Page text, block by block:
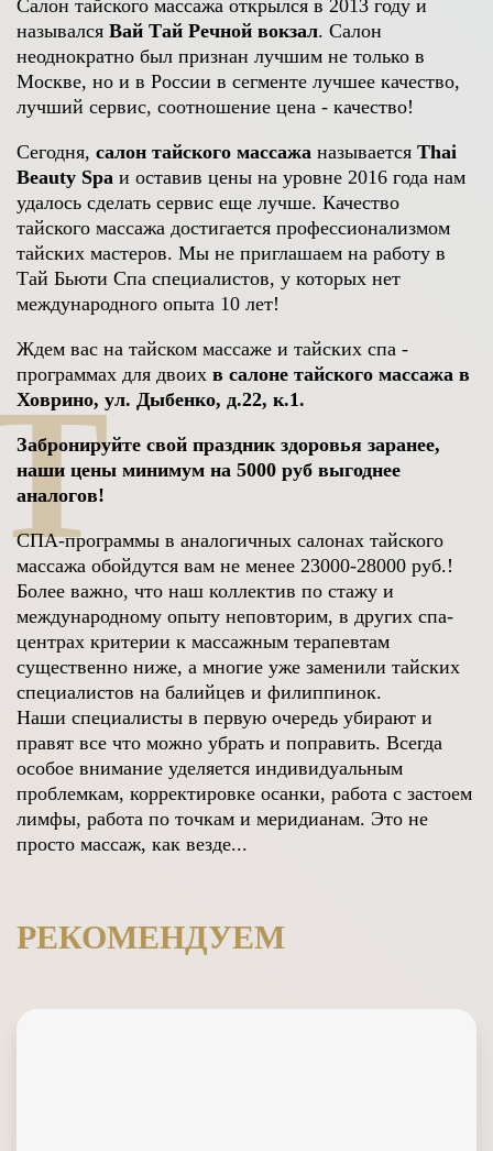
Салон тайского массажа открылся в 2013 году и
назывался Вай Тай Речной вокзал. Салон
неоднократно был признан лучшим не только в
Москве, но и в России в сегменте лучшее качество,
лучший сервис, соотношение цена - качество!
Сегодня, салон тайского массажа называется Thai
Beauty Spa и оставив цены на уровне 2016 года нам
удалось сделать сервис еще лучше. Качество
тайского массажа достигается профессионализмом
тайских мастеров. Мы не приглашаем на работу в
Тай Бьюти Спа специалистов, у которых нет
международного опыта 10 лет!
Ждем вас на тайском массаже и тайских спа -
программах для двоих в салоне тайского массажа в
Ховрино, ул. Дыбенко, д.22, к.1.
Забронируйте свой праздник здоровья заранее,
наши цены минимум на 5000 руб выгоднее
аналогов!
СПА-программы в аналогичных салонах тайского
массажа обойдутся вам не менее 23000-28000 руб.!
Более важно, что наш коллектив по стажу и
международному опыту неповторим, в других спа-
центрах критерии к массажным терапевтам
существенно ниже, а многие уже заменили тайских
специалистов на балийцев и филиппинок.
Наши специалисты в первую очередь убирают и
правят все что можно убрать и поправить. Всегда
особое внимание уделяется индивидуальным
проблемкам, корректировке осанки, работа с застоем
лимфы, работа по точкам и меридианам. Это не
просто массаж, как везде...
РЕКОМЕНДУЕМ